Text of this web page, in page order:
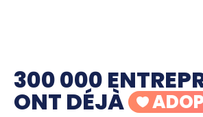
300 000
ONT DÉJÀ